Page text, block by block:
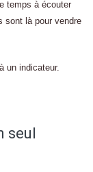
temps à écouter
sont là pour vendre
un indicateur.
seul